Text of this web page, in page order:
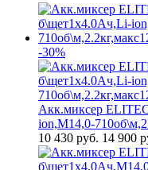
-30%
Акк.миксер
ion,М14,0-
10 430 руб. 14 900